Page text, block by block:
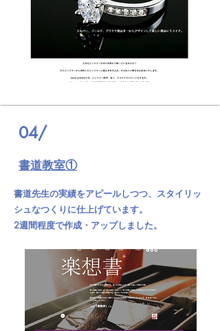
04/
​書道教室①
書道先生の実績をアピールしつつ、スタイリッ
シュなつくりに仕上げています。
2週間程度で作成・アップしました。